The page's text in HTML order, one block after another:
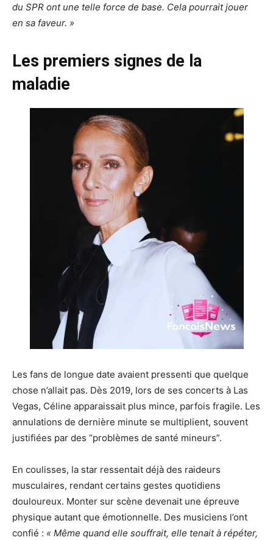
du SPR ont une telle force de base. Cela pourrait jouer
en sa faveur. »
Les premiers signes de la
maladie
Les fans de longue date avaient pressenti que quelque
chose n’allait pas. Dès 2019, lors de ses concerts à Las
Vegas, Céline apparaissait plus mince, parfois fragile. Les
annulations de dernière minute se multiplient, souvent
justifiées par des “problèmes de santé mineurs”.
En coulisses, la star ressentait déjà des raideurs
musculaires, rendant certains gestes quotidiens
douloureux. Monter sur scène devenait une épreuve
physique autant que émotionnelle. Des musiciens l’ont
confié : « Même quand elle souffrait, elle tenait à répéter,